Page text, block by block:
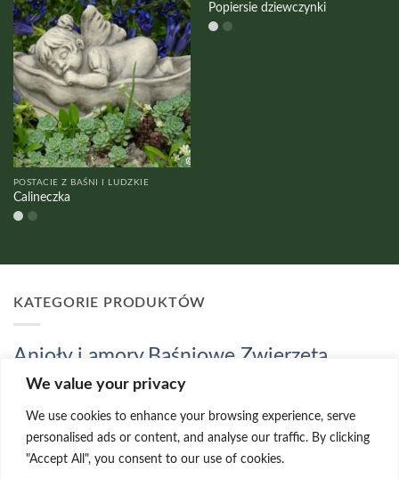
We value your privacy
We use cookies to enhance your browsing experience, serve
personalised ads or content, and analyse our traffic. By clicking
"Accept All", you consent to our use of cookies.
POSTACIE Z BAŚNI I LUDZKIE
Calineczka
Popiersie dziewczynki
KATEGORIE PRODUKTÓW
Anioły i amory Baśniowe Zwierzęta
Devonshire – kraina magii
Duszki KwiatoweElementy
Ozdobne Elfy Figury betonowe skrzatów